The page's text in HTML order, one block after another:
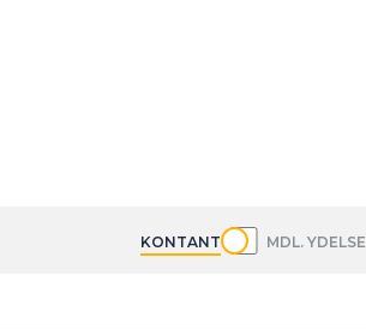
KONTANT MDL. YDELSE